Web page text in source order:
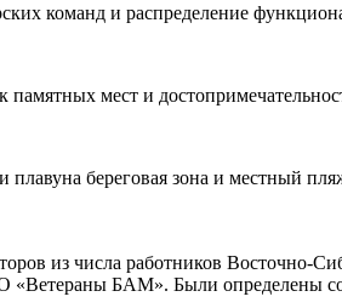
команд и распределение
мест и
береговая зона и местный
из числа работников Восточно-
«Ветераны БАМ». Были определены